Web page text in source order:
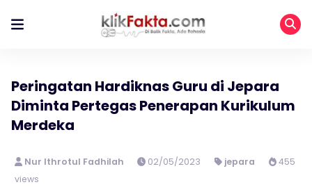
Peringatan Hardiknas Guru di Jepara
Diminta Pertegas Penerapan Kurikulum
Merdeka
Nur Ithrotul Fadhilah 02/05/2023 jepara
455
views